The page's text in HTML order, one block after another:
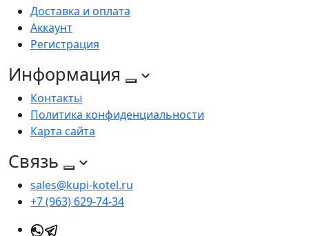
Доставка и оплата
Аккаунт
Регистрация
Информация
Контакты
Политика конфиденциальности
Карта сайта
Связь
sales@kupi-kotel.ru
+7 (963) 629-74-34